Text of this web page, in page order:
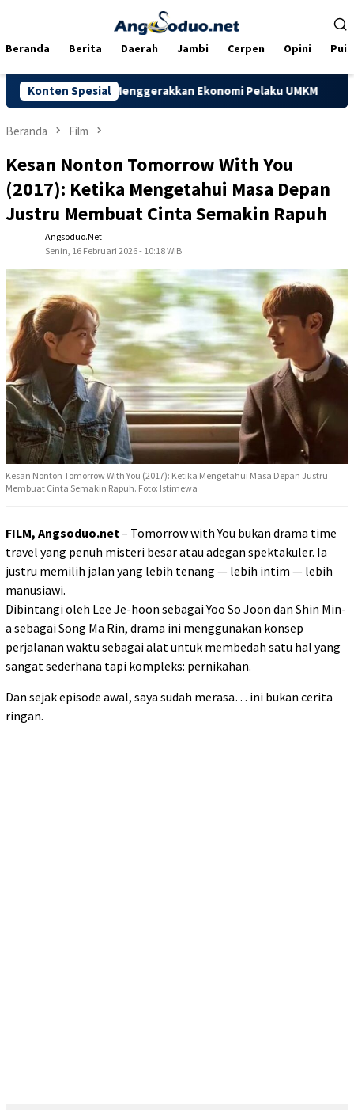
Beranda Berita Daerah Jambi Cerpen Opini
Konten Spesial
Menggerakkan Ekonomi Pelaku UMKM Dorong
Beranda Film
Kesan Nonton Tomorrow With You
(2017): Ketika Mengetahui Masa Depan
Justru Membuat Cinta Semakin Rapuh
Angsoduo.net
Senin, 16 Februari 2026 - 10:18 WIB
Kesan Nonton Tomorrow With You (2017): Ketika Mengetahui Masa Depan Justru
Membuat Cinta Semakin Rapuh. Foto: Istimewa
FILM, Angsoduo.net– Tomorrow with You bukan drama time
travel yang penuh misteri besar atau adegan spektakuler. Ia
justru memilih jalan yang lebih tenang — lebih intim — lebih
manusiawi.
Dibintangi oleh Lee Je-hoon sebagai Yoo So Joon dan Shin Min-
a sebagai Song Ma Rin, drama ini menggunakan konsep
perjalanan waktu sebagai alat untuk membedah satu hal yang
sangat sederhana tapi kompleks: pernikahan.
Dan sejak episode awal, saya sudah merasa… ini bukan cerita
ringan.